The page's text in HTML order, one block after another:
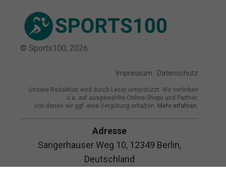
© Sports100, 2026
Impressum Datenschutz
Unsere Redaktion wird durch Leser unterstützt. Wir verlinken
u.a. auf ausgewählte Online-Shops und Partner,
von denen wir ggf. eine Vergütung erhalten. Mehr erfahren.
Adresse
Sangerhauser Weg 10, 12349 Berlin,
Deutschland